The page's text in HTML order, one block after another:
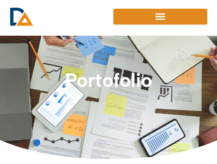
content
Portofolio